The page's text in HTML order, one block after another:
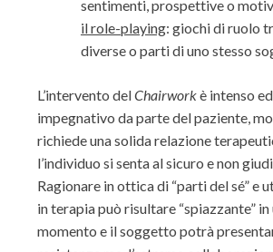
sentimenti, prospettive o
il role-playing: giochi di ruolo
diverse o parti di uno stesso
L’intervento delChairworkè intenso
impegnativo da parte del paziente,
richiede una solida relazione
l’individuo si senta al sicuro e non
Ragionare in ottica di “parti del sé” e
in terapia può risultare “spiazzante”
momento e il soggetto potrà